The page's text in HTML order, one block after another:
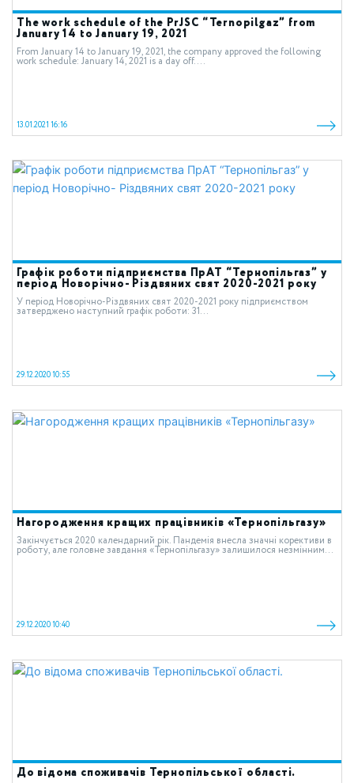
The work schedule of the PrJSC “Ternopilgaz” from
January 14 to January 19, 2021
From January 14 to January 19, 2021, the company approved the following
work schedule: January 14, 2021 is a day off. ...
13.01.2021 16:16
Графік роботи підприємства ПрАТ “Тернопільгаз” у
період Новорічно- Різдвяних свят 2020-2021 року
У період Новорічно-Різдвяних свят 2020-2021 року підприємством
затверджено наступний графік роботи: 31...
29.12.2020 10:55
Нагородження кращих працівників «Тернопільгазу»
Закінчується 2020 календарний рік. Пандемія внесла значні корективи в
роботу, але головне завдання «Тернопільгазу» залишилося незмінним...
29.12.2020 10:40
До відома споживачів Тернопільської області.